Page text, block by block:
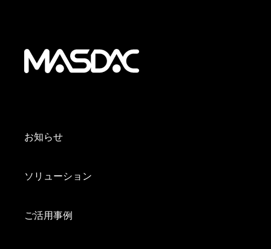
お知らせ
ソリューション
ご活用事例